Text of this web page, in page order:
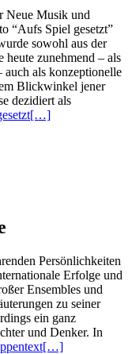
Neue Musik und
“Aufs Spiel gesetzt”
sowohl aus der
heute zunehmend – als
auch als konzeptionelle
Blickwinkel jener
dezidiert als
[…]
Persönlichkeiten
Erfolge und
Ensembles und
zu seiner
ein ganz
und Denker. In
[…]